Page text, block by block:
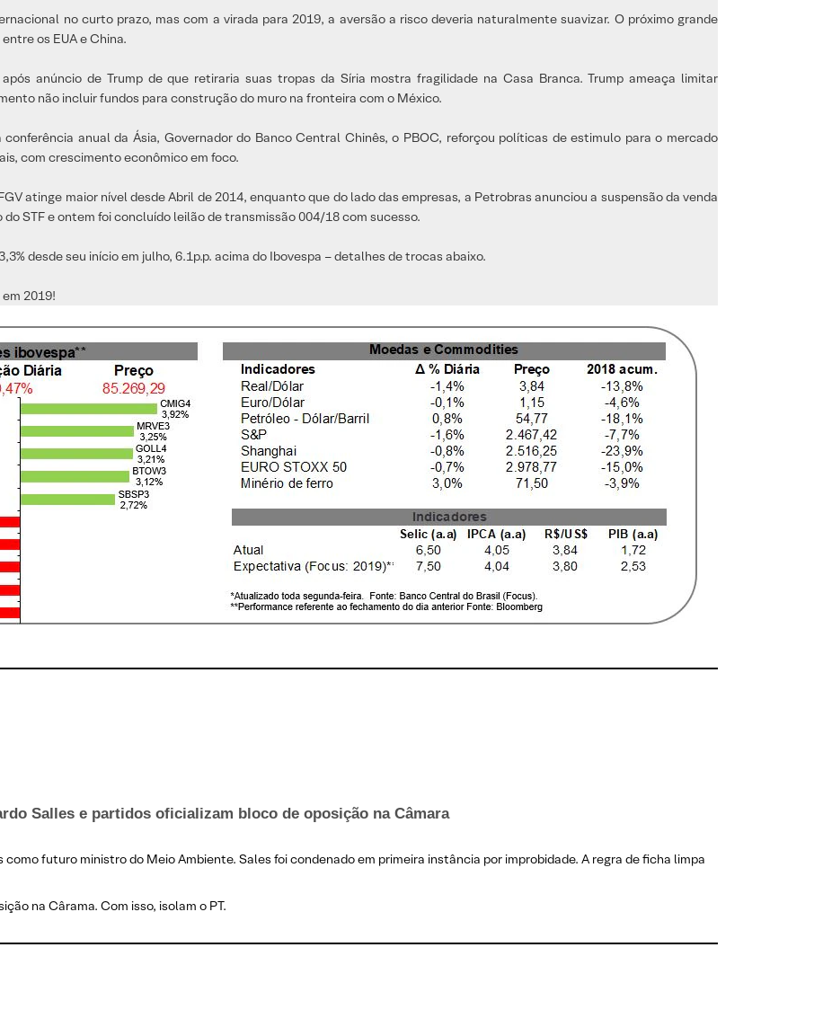
no curto prazo, mas com a virada para 2019, a aversão a risco deveria naturalmente suavizar. O próximo grande
os EUA e China.
anúncio de Trump de que retiraria suas tropas da Síria mostra fragilidade na Casa Branca. Trump ameaça limitar
não incluir fundos para construção do muro na fronteira com o México.
anual da Ásia, Governador do Banco Central Chinês, o PBOC, reforçou políticas de estimulo para o mercado
com crescimento econômico em foco.
atinge maior nível desde Abril de 2014, enquanto que do lado das empresas, a Petrobras anunciou a suspensão da venda
STF e ontem foi concluído leilão de transmissão 004/18 com sucesso.
desde seu início em julho, 6.1p.p. acima do Ibovespa – detalhes de trocas abaixo.
2019!
Salles e partidos oficializam bloco de oposição na Câmara
futuro ministro do Meio Ambiente. Sales foi condenado em primeira instância por improbidade. A regra de ficha limpa
na Cârama. Com isso, isolam o PT.